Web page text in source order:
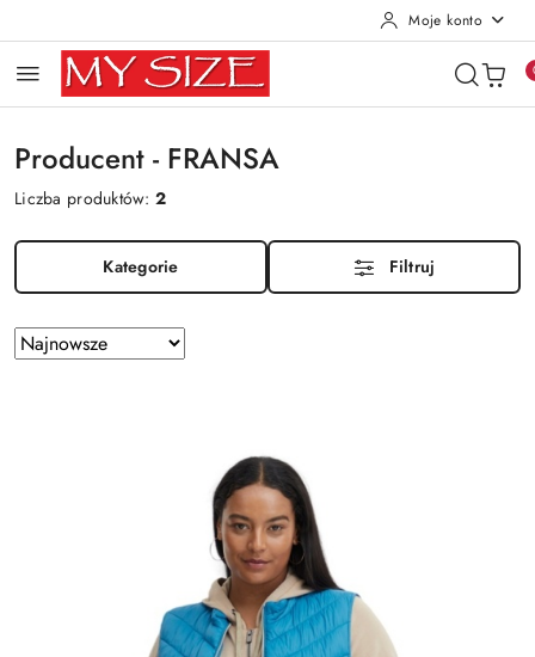
Moje konto
Producent - FRANSA
Liczba produktów:2
Kategorie Filtruj
Zastosowano
sortowanie:
Sortuj
według